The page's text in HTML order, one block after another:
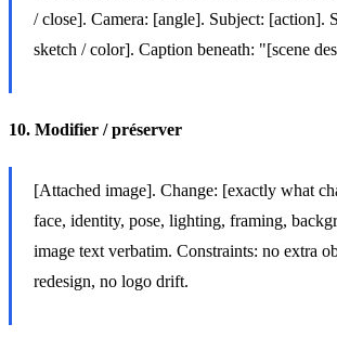
/ close]. Camera: [angle]. Subject: [action].
sketch / color]. Caption beneath: "[scene
10. Modifier / préserver
[Attached image]. Change: [exactly what
face, identity, pose, lighting, framing,
image text verbatim. Constraints: no extra
redesign, no logo drift.